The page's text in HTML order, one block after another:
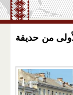
من حديقة